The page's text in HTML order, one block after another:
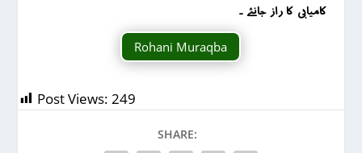
کامیابی کا راز جانئے ۔
Rohani Muraqba
Post Views: 249
SHARE: